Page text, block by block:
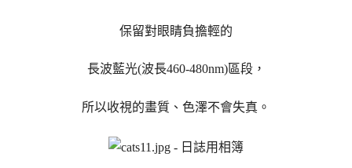
保留對眼睛負擔輕的
長波藍光(波長460-480nm)區段，
所以收視的畫質、色澤不會失真。